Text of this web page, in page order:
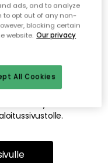
löydä
ole tai siitä, että se
tästä mahdollisesti
ads, and to analyze
to opt out of any non-
blocking certain
website. Our privacy
All Cookies